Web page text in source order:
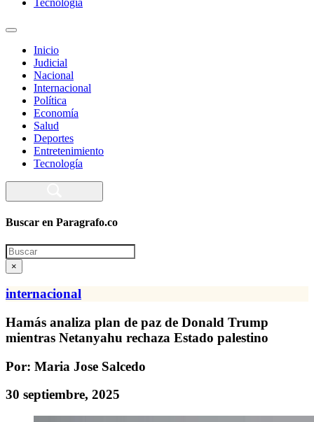
Tecnología
Inicio
Judicial
Nacional
Internacional
Política
Economía
Salud
Deportes
Entretenimiento
Tecnología
Buscar en Paragrafo.co
Search
×
internacional
Hamás analiza plan de paz de Donald Trump
mientras Netanyahu rechaza Estado palestino
Por: Maria Jose Salcedo
30 septiembre, 2025